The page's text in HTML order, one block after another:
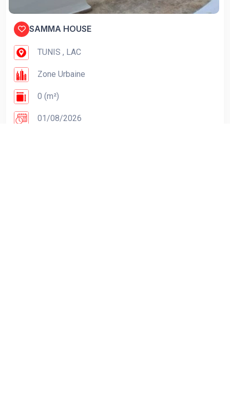
SAMMA HOUSE
TUNIS , LAC
Zone Urbaine
0 (m²)
01/08/2026